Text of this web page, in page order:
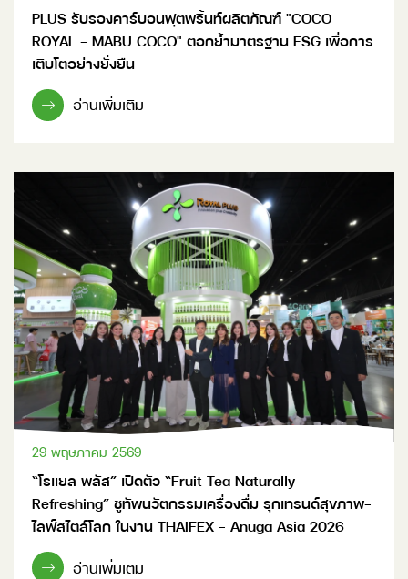
PLUS รับรองคาร์บอนฟุตพริ้นท์ผลิตภัณฑ์ "COCO
ROYAL - MABU COCO" ตอกย้ำมาตรฐาน ESG เพื่อการ
เติบโตอย่างยั่งยืน
อ่านเพิ่มเติม
29 พฤษภาคม 2569
“โรแยล พลัส” เปิดตัว “Fruit Tea Naturally
Refreshing” ชูทัพนวัตกรรมเครื่องดื่ม รุกเทรนด์สุขภาพ–
ไลฟ์สไตล์โลก ในงาน THAIFEX – Anuga Asia 2026
อ่านเพิ่มเติม